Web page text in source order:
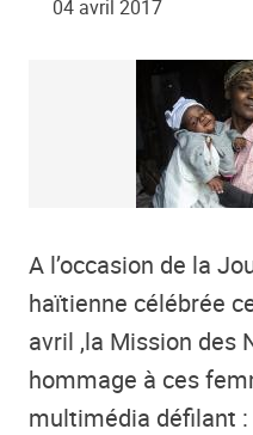
04 avril 2017
A l’occasion de la
haïtienne célébrée
avril ,la Mission des
hommage à ces
multimédia défilant